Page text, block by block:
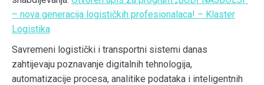
– nova generacija logističkih profesionalaca! – Klaster
Logistika
Savremeni logistički i transportni sistemi danas
zahtijevaju poznavanje digitalnih tehnologija,
automatizacije procesa, analitike podataka i inteligentnih